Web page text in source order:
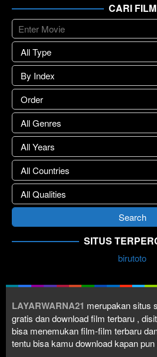
CARI FILM
SITUS
birutoto
LAYARWARNA21 merupakan situs
gratis dan download film terbaru ,
bisa menemukan film-film terbaru
tentu bisa kamu download kapan